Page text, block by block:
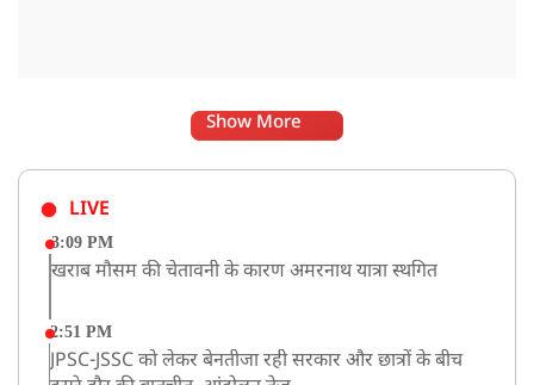
Show More
LIVE
3:09 PM
खराब मौसम की चेतावनी के कारण अमरनाथ यात्रा स्थगित
2:51 PM
JPSC-JSSC को लेकर बेनतीजा रही सरकार और छात्रों के बीच